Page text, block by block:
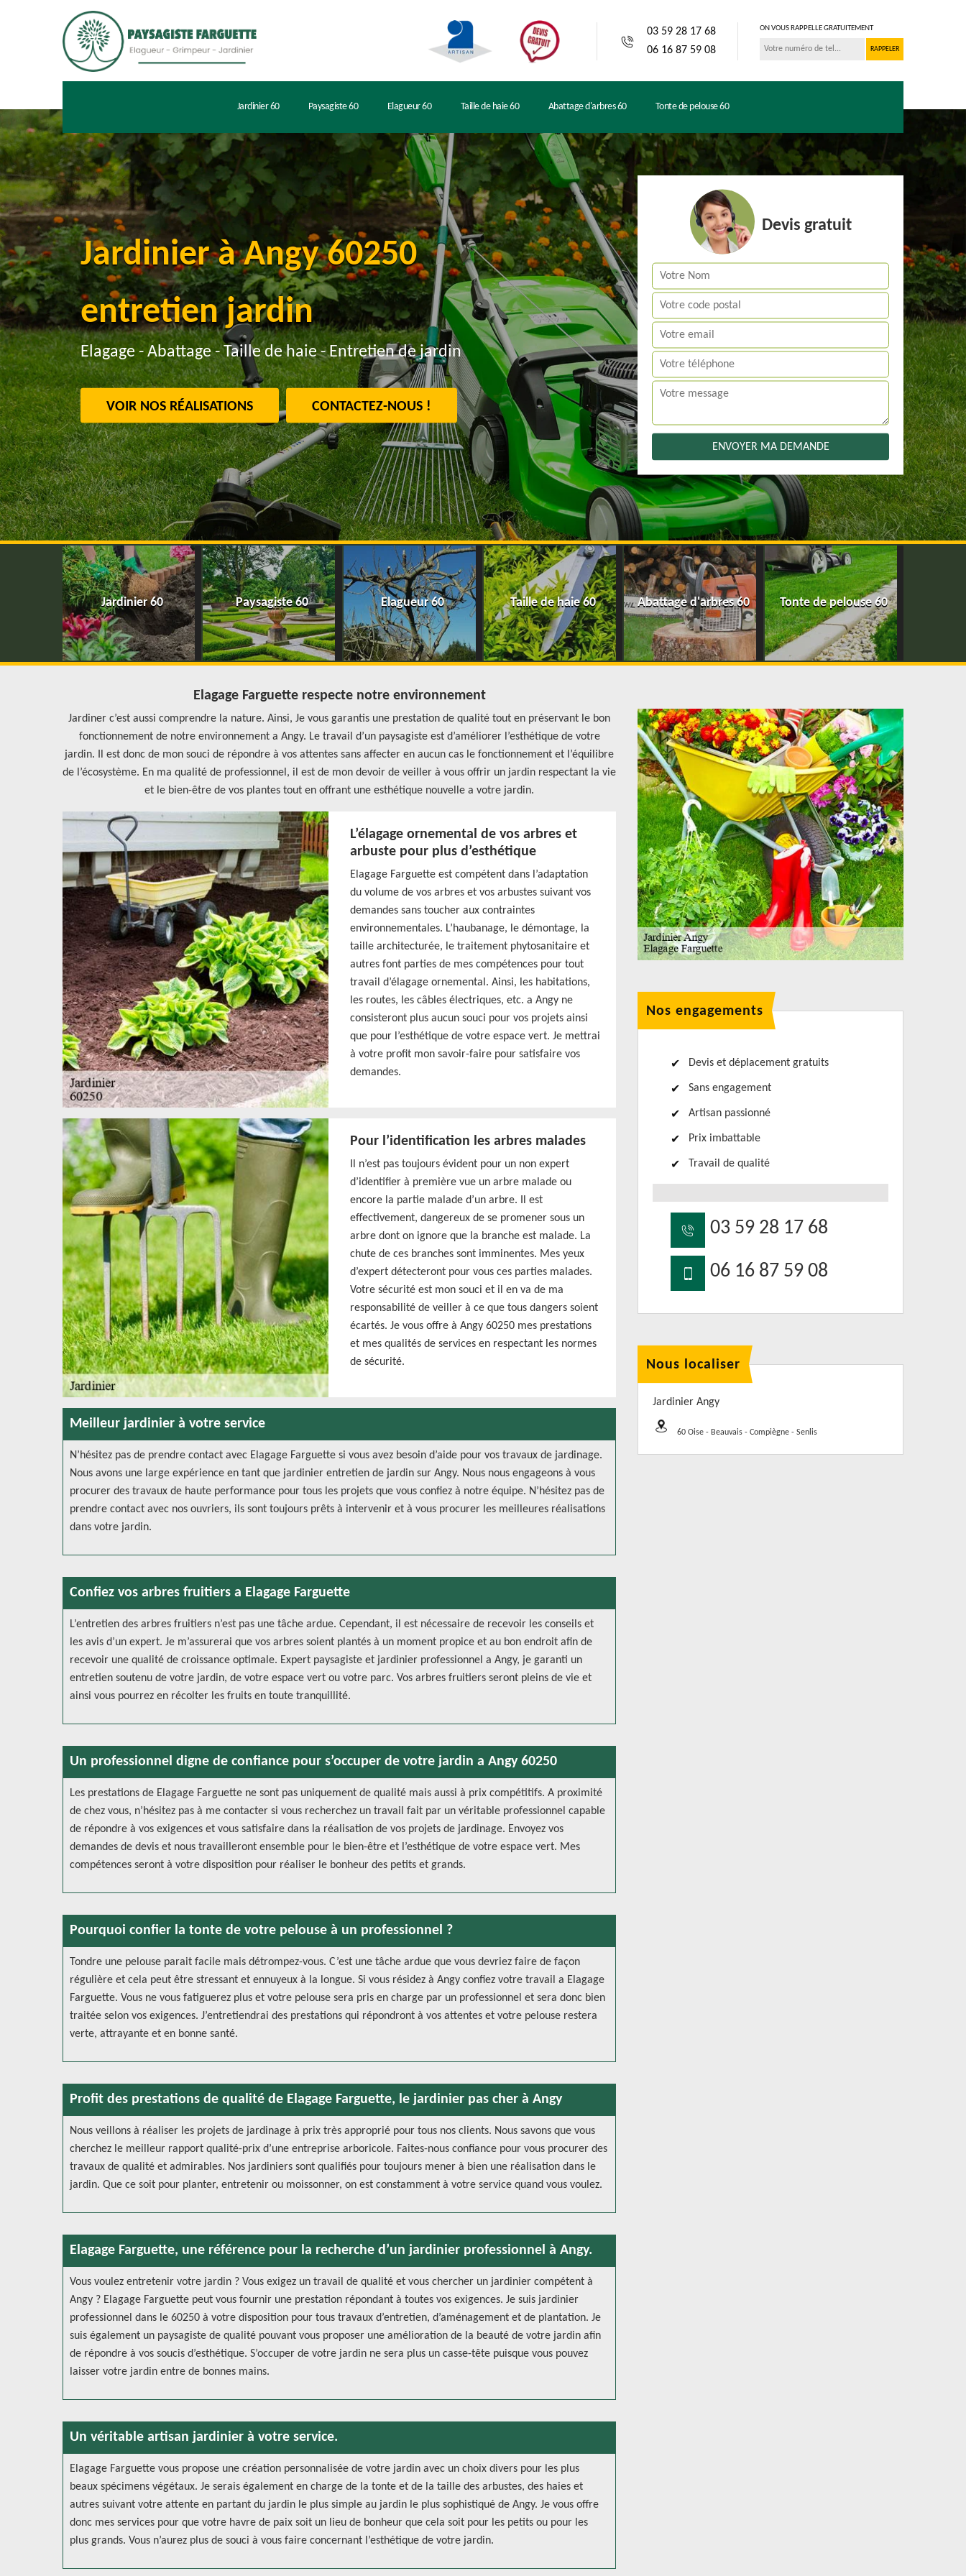
03 59 28 17 68
06 16 87 59 08
ON VOUS RAPPELLE GRATUITEMENT
Jardinier 60 Paysagiste 60 Elagueur 60 Taille de haie 60 Abattage d'arbres 60 Tonte de pelouse 60
Jardinier à Angy 60250
entretien jardin
Elagage - Abattage - Taille de haie - Entretien de jardin
VOIR NOS RÉALISATIONS CONTACTEZ-NOUS !
Devis gratuit
Jardinier 60 Paysagiste 60 Elagueur 60 Taille de haie 60 Abattage d'arbres 60 Tonte de pelouse 60
Elagage Farguette respecte notre environnement
Jardiner c’est aussi comprendre la nature. Ainsi, Je vous garantis une prestation de qualité tout en préservant le bon
fonctionnement de notre environnement a Angy. Le travail d’un paysagiste est d’améliorer l’esthétique de votre
jardin. Il est donc de mon souci de répondre à vos attentes sans affecter en aucun cas le fonctionnement et l’équilibre
de l’écosystème. En ma qualité de professionnel, il est de mon devoir de veiller à vous offrir un jardin respectant la vie
et le bien-être de vos plantes tout en offrant une esthétique nouvelle a votre jardin.
L’élagage ornemental de vos arbres et
arbuste pour plus d’esthétique
Elagage Farguette est compétent dans l’adaptation
du volume de vos arbres et vos arbustes suivant vos
demandes sans toucher aux contraintes
environnementales. L’haubanage, le démontage, la
taille architecturée, le traitement phytosanitaire et
autres font parties de mes compétences pour tout
travail d’élagage ornemental. Ainsi, les habitations,
les routes, les câbles électriques, etc. a Angy ne
consisteront plus aucun souci pour vos projets ainsi
que pour l’esthétique de votre espace vert. Je mettrai
à votre profit mon savoir-faire pour satisfaire vos
demandes.
Pour l’identification les arbres malades
Il n’est pas toujours évident pour un non expert
d’identifier à première vue un arbre malade ou
encore la partie malade d’un arbre. Il est
effectivement, dangereux de se promener sous un
arbre dont on ignore que la branche est malade. La
chute de ces branches sont imminentes. Mes yeux
d’expert détecteront pour vous ces parties malades.
Votre sécurité est mon souci et il en va de ma
responsabilité de veiller à ce que tous dangers soient
écartés. Je vous offre à Angy 60250 mes prestations
et mes qualités de services en respectant les normes
de sécurité.
Meilleur jardinier à votre service
N’hésitez pas de prendre contact avec Elagage Farguette si vous avez besoin d’aide pour vos travaux de jardinage.
Nous avons une large expérience en tant que jardinier entretien de jardin sur Angy. Nous nous engageons à vous
procurer des travaux de haute performance pour tous les projets que vous confiez à notre équipe. N’hésitez pas de
prendre contact avec nos ouvriers, ils sont toujours prêts à intervenir et à vous procurer les meilleures réalisations
dans votre jardin.
Confiez vos arbres fruitiers a Elagage Farguette
L’entretien des arbres fruitiers n’est pas une tâche ardue. Cependant, il est nécessaire de recevoir les conseils et
les avis d’un expert. Je m’assurerai que vos arbres soient plantés à un moment propice et au bon endroit afin de
recevoir une qualité de croissance optimale. Expert paysagiste et jardinier professionnel a Angy, je garanti un
entretien soutenu de votre jardin, de votre espace vert ou votre parc. Vos arbres fruitiers seront pleins de vie et
ainsi vous pourrez en récolter les fruits en toute tranquillité.
Un professionnel digne de confiance pour s’occuper de votre jardin a Angy 60250
Les prestations de Elagage Farguette ne sont pas uniquement de qualité mais aussi à prix compétitifs. A proximité
de chez vous, n’hésitez pas à me contacter si vous recherchez un travail fait par un véritable professionnel capable
de répondre à vos exigences et vous satisfaire dans la réalisation de vos projets de jardinage. Envoyez vos
demandes de devis et nous travailleront ensemble pour le bien-être et l’esthétique de votre espace vert. Mes
compétences seront à votre disposition pour réaliser le bonheur des petits et grands.
Pourquoi confier la tonte de votre pelouse à un professionnel ?
Tondre une pelouse parait facile mais détrompez-vous. C’est une tâche ardue que vous devriez faire de façon
régulière et cela peut être stressant et ennuyeux à la longue. Si vous résidez à Angy confiez votre travail a Elagage
Farguette. Vous ne vous fatiguerez plus et votre pelouse sera pris en charge par un professionnel et sera donc bien
traitée selon vos exigences. J’entretiendrai des prestations qui répondront à vos attentes et votre pelouse restera
verte, attrayante et en bonne santé.
Profit des prestations de qualité de Elagage Farguette, le jardinier pas cher à Angy
Nous veillons à réaliser les projets de jardinage à prix très approprié pour tous nos clients. Nous savons que vous
cherchez le meilleur rapport qualité-prix d’une entreprise arboricole. Faites-nous confiance pour vous procurer des
travaux de qualité et admirables. Nos jardiniers sont qualifiés pour toujours mener à bien une réalisation dans le
jardin. Que ce soit pour planter, entretenir ou moissonner, on est constamment à votre service quand vous voulez.
Elagage Farguette, une référence pour la recherche d’un jardinier professionnel à Angy.
Vous voulez entretenir votre jardin ? Vous exigez un travail de qualité et vous chercher un jardinier compétent à
Angy ? Elagage Farguette peut vous fournir une prestation répondant à toutes vos exigences. Je suis jardinier
professionnel dans le 60250 à votre disposition pour tous travaux d’entretien, d’aménagement et de plantation. Je
suis également un paysagiste de qualité pouvant vous proposer une amélioration de la beauté de votre jardin afin
de répondre à vos soucis d’esthétique. S’occuper de votre jardin ne sera plus un casse-tête puisque vous pouvez
laisser votre jardin entre de bonnes mains.
Un véritable artisan jardinier à votre service.
Elagage Farguette vous propose une création personnalisée de votre jardin avec un choix divers pour les plus
beaux spécimens végétaux. Je serais également en charge de la tonte et de la taille des arbustes, des haies et
autres suivant votre attente en partant du jardin le plus simple au jardin le plus sophistiqué de Angy. Je vous offre
donc mes services pour que votre havre de paix soit un lieu de bonheur que cela soit pour les petits ou pour les
plus grands. Vous n’aurez plus de souci à vous faire concernant l’esthétique de votre jardin.
Nos engagements
Devis et déplacement gratuits
Sans engagement
Artisan passionné
Prix imbattable
Travail de qualité
03 59 28 17 68
06 16 87 59 08
Nous localiser
Jardinier Angy
60 Oise - Beauvais - Compiègne - Senlis